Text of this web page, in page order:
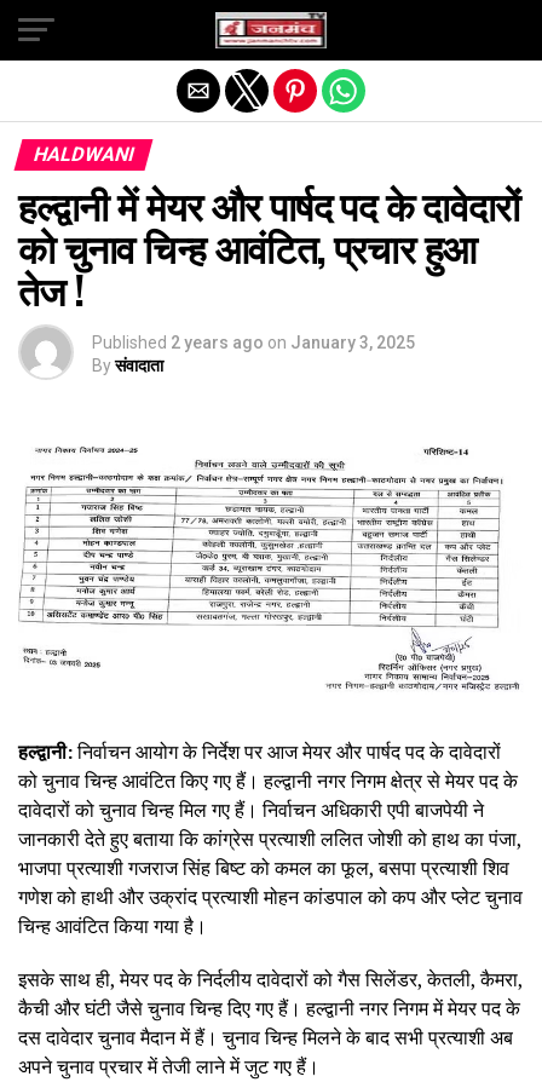
HALDWANI
हल्द्वानी में मेयर और पार्षद पद के दावेदारों
को चुनाव चिन्ह आवंटित, प्रचार हुआ
तेज !
Published 2 years ago on January 3, 2025
Byसंवादाता
हल्द्वानी:निर्वाचन आयोग के निर्देश पर आज मेयर और पार्षद पद के दावेदारों
को चुनाव चिन्ह आवंटित किए गए हैं। हल्द्वानी नगर निगम क्षेत्र से मेयर पद के
दावेदारों को चुनाव चिन्ह मिल गए हैं। निर्वाचन अधिकारी एपी बाजपेयी ने
जानकारी देते हुए बताया कि कांग्रेस प्रत्याशी ललित जोशी को हाथ का पंजा,
भाजपा प्रत्याशी गजराज सिंह बिष्ट को कमल का फूल, बसपा प्रत्याशी शिव
गणेश को हाथी और उक्रांद प्रत्याशी मोहन कांडपाल को कप और प्लेट चुनाव
चिन्ह आवंटित किया गया है।
इसके साथ ही, मेयर पद के निर्दलीय दावेदारों को गैस सिलेंडर, केतली, कैमरा,
कैची और घंटी जैसे चुनाव चिन्ह दिए गए हैं। हल्द्वानी नगर निगम में मेयर पद के
दस दावेदार चुनाव मैदान में हैं। चुनाव चिन्ह मिलने के बाद सभी प्रत्याशी अब
अपने चुनाव प्रचार में तेजी लाने में जुट गए हैं।
Exit mobile version